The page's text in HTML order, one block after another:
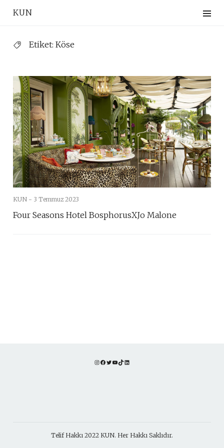
KUN
Etiket: Köse
KUN - 3 Temmuz 2023
Four Seasons Hotel BosphorusXJo Malone
Instagram
Facebook
TwitterYouTube
TikTok
Telif Hakkı 2022 KUN. Her Hakkı Saklıdır.